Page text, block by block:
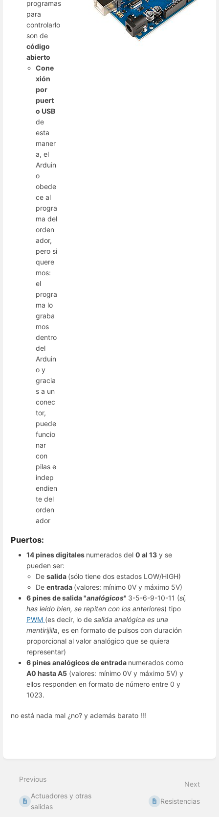
programas
para
controlarlo
son de
código
abierto
Cone
xión
por
puert
o USB
de
esta
maner
a, el
Arduin
o
obede
ce al
progra
ma del
orden
ador,
pero si
quere
mos:
el
progra
ma lo
graba
mos
dentro
del
Arduin
o y
gracia
s a un
conec
tor,
puede
funcio
nar
con
pilas e
indep
endien
te del
orden
ador
Puertos:
14 pines digitales numerados del 0 al 13 y se
pueden ser:
Desalida (sólo tiene dos estados LOW/HIGH)
Deentrada (valores: mínimo 0V y máximo 5V)
6 pines de salida "analógicos" 3-5-6-9-10-11 (sí,
has leído bien, se repiten con los anteriores) tipo
PWM (es decir, lo de salida analógica es una
mentirijilla, es en formato de pulsos con duración
proporcional al valor analógico que se quiera
representar)
6 pines analógicos de entrada numerados como
A0 hasta A5 (valores: mínimo 0V y máximo 5V) y
ellos responden en formato de número entre 0 y
1023.
no está nada mal ¿no? y además barato !!!
mode
Previous
Actuadores y otras
salidas
Next
Resistencias